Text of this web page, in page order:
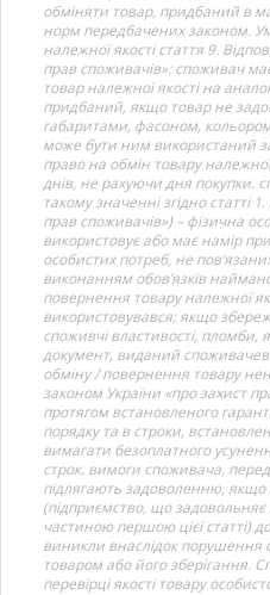
обміняти товар, придбаний в
норм передбачених законом.
належної якості стаття 9.
прав споживачів»: споживач
товар належної якості на
придбаний, якщо товар не
габаритами, фасоном,
може бути ним використаний
право на обмін товару
днів, не рахуючи дня покупки.
такому значенні згідно статті
прав споживачів») – фізична
використовує або має намір
особистих потреб, не
виконанням обов’язків
повернення товару належної
використовувався; якщо
споживчі властивості, пломби,
документ, виданий
обміну / повернення товару
законом України «про захист
протягом встановленого
порядку та в строки,
вимагати безоплатного
строк. вимоги споживача,
підлягають задоволенню,
(підприємство, що
частиною першою цієї статті)
виникли внаслідок
товаром або його зберігання.
перевірці якості товару